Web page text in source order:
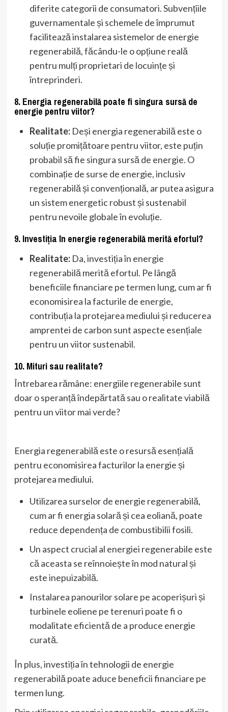
diferite categorii de consumatori. Subvențiile
guvernamentale și schemele de împrumut
facilitează instalarea sistemelor de energie
regenerabilă, făcându-le o opțiune reală
pentru mulți proprietari de locuințe și
întreprinderi.
8. Energia regenerabilă poate fi singura sursă de
energie pentru viitor?
Realitate:Deși energia regenerabilă este o
soluție promițătoare pentru viitor, este puțin
probabil să fie singura sursă de energie. O
combinație de surse de energie, inclusiv
regenerabilă și convențională, ar putea asigura
un sistem energetic robust și sustenabil
pentru nevoile globale în evoluție.
9. Investiția în energie regenerabilă merită efortul?
Realitate:Da, investiția în energie
regenerabilă merită efortul. Pe lângă
beneficiile financiare pe termen lung, cum ar fi
economisirea la facturile de energie,
contribuția la protejarea mediului și reducerea
amprentei de carbon sunt aspecte esențiale
pentru un viitor sustenabil.
10. Mituri sau realitate?
Întrebarea rămâne: energiile regenerabile sunt
doar o speranță îndepărtată sau o realitate viabilă
pentru un viitor mai verde?
Energia regenerabilă este o resursă esențială
pentru economisirea facturilor la energie și
protejarea mediului.
Utilizarea surselor de energie regenerabilă,
cum ar fi energia solară și cea eoliană, poate
reduce dependența de combustibilii fosili.
Un aspect crucial al energiei regenerabile este
că aceasta se reînnoiește în mod natural și
este inepuizabilă.
Instalarea panourilor solare pe acoperișuri și
turbinele eoliene pe terenuri poate fi o
modalitate eficientă de a produce energie
curată.
În plus, investiția în tehnologii de energie
regenerabilă poate aduce beneficii financiare pe
termen lung.